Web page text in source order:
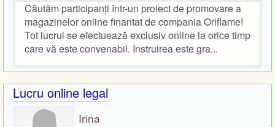
Căutăm participanți într-un proiect de promovare a
magazinelor online finantat de compania Oriflame!
Tot lucrul se efectuează exclusiv online la orice timp
care vă este convenabil. Instruirea este gra...
Lucru online legal
Irina